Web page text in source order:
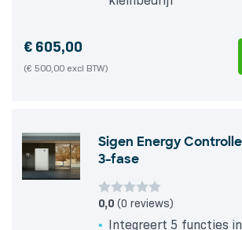
€ 605,00
(€ 500,00 excl BTW)
Sigen Energy
3-fase
0,0 (0 reviews)
Integreert 5 functies